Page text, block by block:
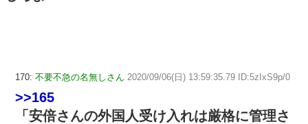
170: 不要不急の名無しさん 2020/09/06(日) 13:59:35.79 ID:5zIxS9p/0
>>165
「安倍さんの外国人受け入れは厳格に管理さ